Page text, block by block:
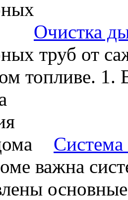
Очистка
труб от
топливе.
Система
важна